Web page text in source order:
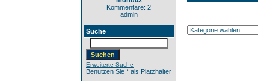
Kommentare: 2
admin
Suche
Erweiterte Suche
Benutzen Sie * als Platzhalter